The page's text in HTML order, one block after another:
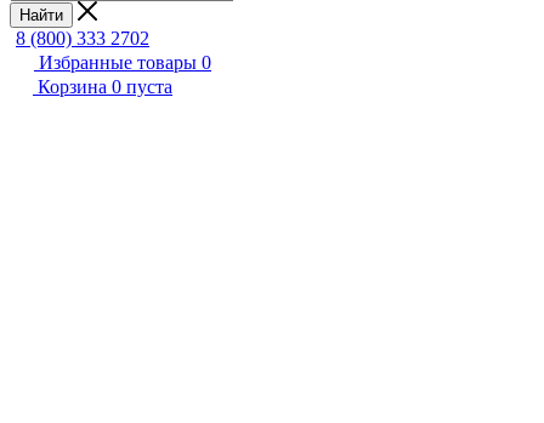
Найти
8 (800) 333 2702
Избранные товары 0
Корзина 0 пуста